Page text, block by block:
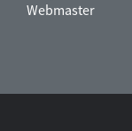
Webmaster